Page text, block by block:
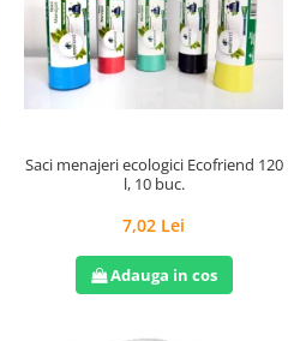
Saci menajeri ecologici Ecofriend 120
l, 10 buc.
7,02 Lei
Adauga in cos